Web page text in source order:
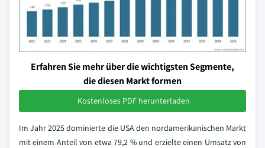
Erfahren Sie mehr über die wichtigsten Segmente,
die diesen Markt formen
Kostenloses PDF herunterladen
Im Jahr 2025 dominierte die USA den nordamerikanischen Markt
mit einem Anteil von etwa 79,2 % und erzielte einen Umsatz von